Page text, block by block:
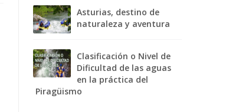
Asturias, destino de
naturaleza y aventura
Clasificación o Nivel de
Dificultad de las aguas
en la práctica del
Piragüismo